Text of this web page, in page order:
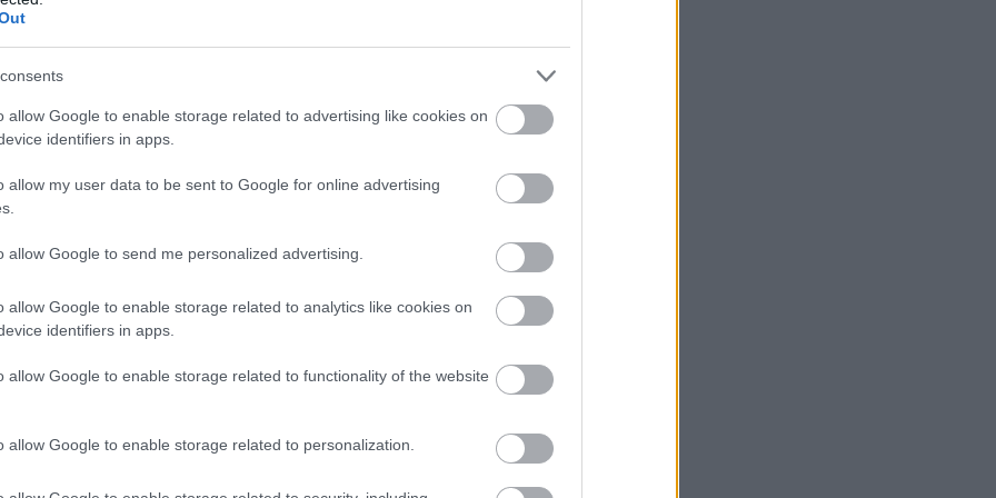
allow Google to enable storage related to advertising like cookies on
identifiers in apps.
allow my user data to be sent to Google for online advertising
allow Google to send me personalized advertising.
allow Google to enable storage related to analytics like cookies on
identifiers in apps.
allow Google to enable storage related to functionality of the website
allow Google to enable storage related to personalization.
nakts
ar mīļoto – kāzās
dziesma